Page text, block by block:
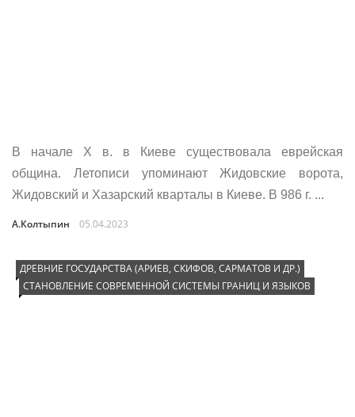
В начале X в. в Киеве существовала еврейская
община. Летописи упоминают Жидовские ворота,
Жидовский и Хазарский кварталы в Киеве. В 986 г. ...
А.Колтыпин 05.04.2023
ДРЕВНИЕ ГОСУДАРСТВА (АРИЕВ, СКИФОВ, САРМАТОВ И ДР.)
СТАНОВЛЕНИЕ СОВРЕМЕННОЙ СИСТЕМЫ ГРАНИЦ И ЯЗЫКОВ